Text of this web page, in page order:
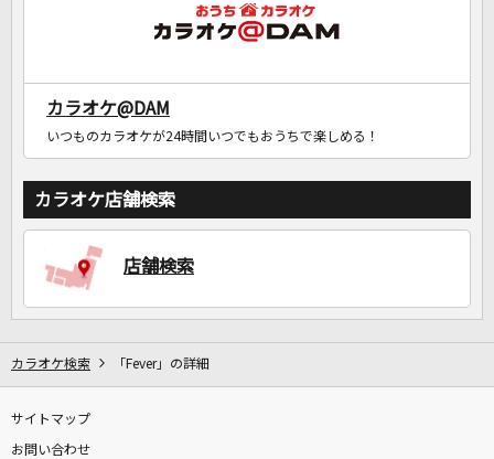
カラオケ@DAM
いつものカラオケが24時間いつでもおうちで楽しめる！
カラオケ店舗検索
店舗検索
カラオケ検索 「Fever」の詳細
サイトマップ
お問い合わせ